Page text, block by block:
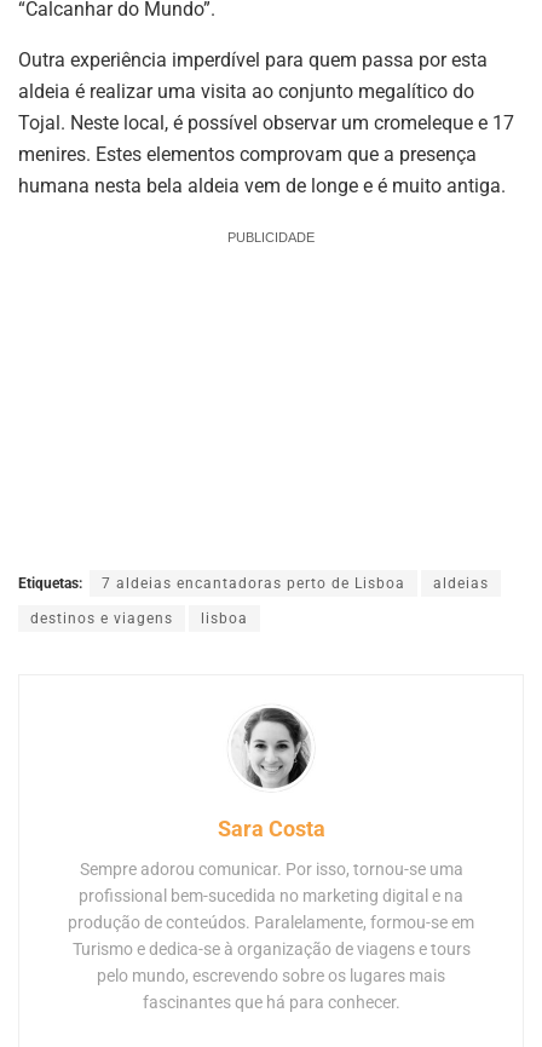
“Calcanhar do Mundo”.
Outra experiência imperdível para quem passa por esta
aldeia é realizar uma visita ao conjunto megalítico do
Tojal. Neste local, é possível observar um cromeleque e 17
menires. Estes elementos comprovam que a presença
humana nesta bela aldeia vem de longe e é muito antiga.
PUBLICIDADE
Etiquetas: 7 aldeias encantadoras perto de Lisboa aldeias
destinos e viagens lisboa
Sara Costa
Sempre adorou comunicar. Por isso, tornou-se uma
profissional bem-sucedida no marketing digital e na
produção de conteúdos. Paralelamente, formou-se em
Turismo e dedica-se à organização de viagens e tours
pelo mundo, escrevendo sobre os lugares mais
fascinantes que há para conhecer.